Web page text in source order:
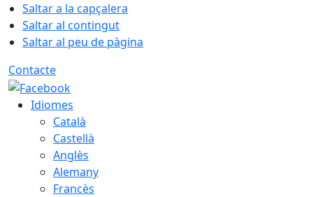
Saltar a la capçalera
Saltar al contingut
Saltar al peu de pàgina
Contacte
Idiomes
Català
Castellà
Anglès
Alemany
Francès